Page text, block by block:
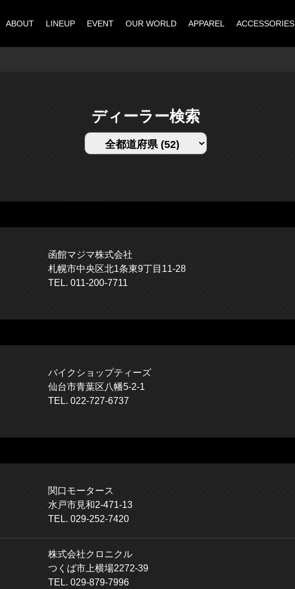
ABOUT LINEUP EVENT OUR WORLD APPAREL ACCESSORIES
ディーラー検索
函館マジマ株式会社
札幌市中央区北1条東9丁目11-28
TEL. 011-200-7711
バイクショップティーズ
仙台市青葉区八幡5-2-1
TEL. 022-727-6737
関口モータース
水戸市見和2-471-13
TEL. 029-252-7420
株式会社クロニクル
つくば市上横場2272-39
TEL. 029-879-7996